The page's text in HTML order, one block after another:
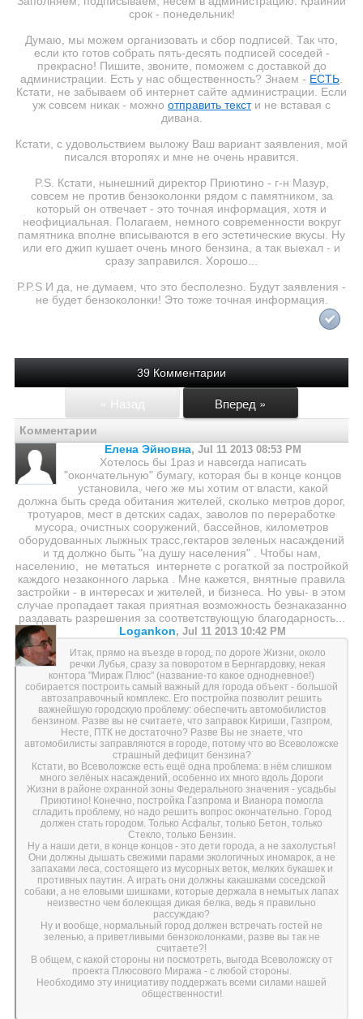
срок - понедельник!
Думаю, мы можем организовать и сбор подписей. Так что,
если кто готов собрать пять-десять подписей соседей -
прекрасно! Пишите, звоните, поможем с доставкой до
администрации. Есть у нас общественность? Знаем - ЕСТЬ
Кстати, не забываем об интернет сайте администрации. Если
уж совсем никак - можно отправить тексти не вставая с
дивана.
Кстати, с удовольствием выложу Ваш вариант заявления, мой
писался второпях и мне не очень нравится.
P.S. Кстати, нынешний директор Приютино - г-н Мазур,
совсем не против бензоколонки рядом с памятником, за
который он отвечает - это точная информация, хотя и
неофициальная. Полагаем, немного современности вокруг
памятника вполне вписываются в его эстетические вкусы. Ну
или его джип кушает очень много бензина, а так выехал - и
сразу заправился. Хорошо...
P.P.S И да, не думаем, что это бесполезно. Будут заявления -
не будет бензоколонки! Это тоже точная информация.
39 Комментарии
« Назад Вперед »
Комментарии
Елена Эйновна, Jul 11 2013 08:53 PM
Хотелось бы 1раз и навсегда написать
"окончательную" бумагу, которая бы в конце концов
установила, чего же мы хотим от власти, какой
должна быть среда обитания жителей, сколько метров дорог,
тротуаров, мест в детских садах, заволов по переработке
мусора, очистных сооружений, бассейнов, километров
оборудованных лыжных трасс,гектаров зеленых насаждений
и тд должно быть "на душу населения" . Чтобы нам,
населению, не метаться интернете с рогаткой за постройкой
каждого незаконного ларька . Мне кажется, внятные правила
застройки - в интересах и жителей, и бизнеса. Но увы- в этом
случае пропадает такая приятная возможность безнаказанно
раздавать разрешения за соответствующую благодарность...
Logankon, Jul 11 2013 10:42 PM
Итак, прямо на въезде в город, по дороге Жизни, около
речки Лубья, сразу за поворотом в Бернгардовку, некая
контора "Мираж Плюс" (название-то какое однодневное!)
собирается построить самый важный для города объект - большой
автозаправочный комплекс. Его постройка позволит решить
важнейшую городскую проблему: обеспечить автомобилистов
бензином. Разве вы не считаете, что заправок Кириши, Газпром,
Несте, ПТК не достаточно? Разве Вы не знаете, что
автомобилисты заправляются в городе, потому что во Всеволожске
страшный дефицит бензина?
Кстати, во Всеволожске есть ещё одна проблема: в нём слишком
много зелёных насаждений, особенно их много вдоль Дороги
Жизни в районе охранной зоны Федерального значения - усадьбы
Приютино! Конечно, постройка Газпрома и Вианора помогла
сгладить проблему, но надо решить вопрос окончательно. Город
должен стать городом. Только Асфальт, только Бетон, только
Стекло, только Бензин.
Ну а наши дети, в конце концов - это дети города, а не захолустья!
Они должны дышать свежими парами экологичных иномарок, а не
запахами леса, состоящего из мусорных веток, мелких букашек и
противных паутин. А играть они должны какашками соседской
собаки, а не еловыми шишками, которые держала в немытых лапах
неизвестно чем болеющая дикая белка, ведь я правильно
рассуждаю?
Ну и вообще, нормальный город должен встречать гостей не
зеленью, а приветливыми бензоколонками, разве вы так не
считаете?!
В общем, с какой стороны ни посмотреть, выгода Всеволожску от
проекта Плюсового Миража - с любой стороны.
Необходимо эту инициативу поддержать всеми силами нашей
общественности!